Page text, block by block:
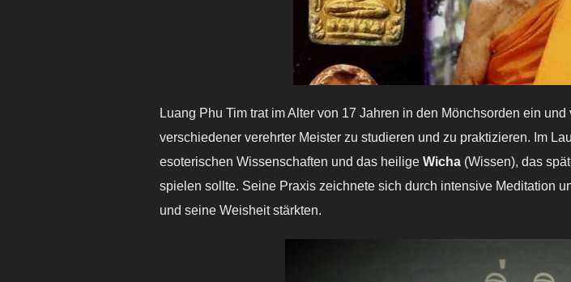
Luang Phu Tim trat im Alter von 17 Jahren in den Mönchsorden ein
verschiedener verehrter Meister zu studieren und zu praktizieren. Im
esoterischen Wissenschaften und das heilige Wicha (Wissen), das
spielen sollte. Seine Praxis zeichnete sich durch intensive Meditation
und seine Weisheit stärkten.